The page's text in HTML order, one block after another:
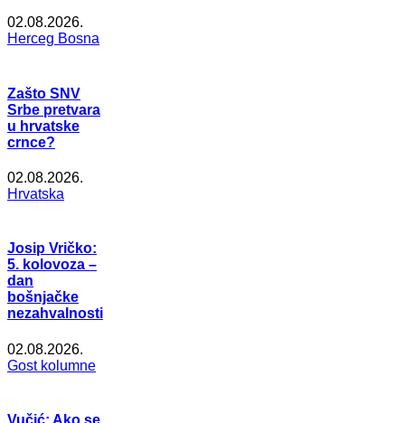
02.08.2026.
Herceg Bosna
Zašto SNV
Srbe pretvara
u hrvatske
crnce?
02.08.2026.
Hrvatska
Josip Vričko:
5. kolovoza –
dan
bošnjačke
nezahvalnosti
02.08.2026.
Gost kolumne
Vučić: Ako se